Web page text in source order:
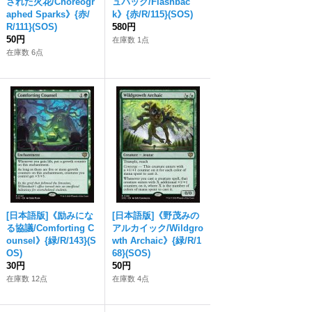
aphed Sparks》{赤/
R/111}(SOS)
50円
在庫数 6点
k》{赤/R/115}(SOS)
580円
在庫数 1点
[日本語版]《励みにな
る協議/Comforting C
ounsel》{緑/R/143}(S
OS)
30円
在庫数 12点
[日本語版]《野茂みの
アルカイック/Wildgro
wth Archaic》{緑/R/1
68}(SOS)
50円
在庫数 4点